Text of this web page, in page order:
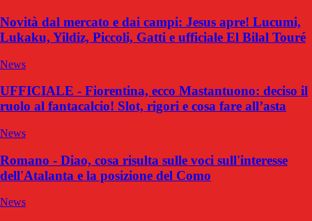
Novità dal mercato e dai campi: Jesus apre! Lucumi,
Lukaku, Yildiz, Piccoli, Gatti e ufficiale El Bilal Touré
News
UFFICIALE - Fiorentina, ecco Mastantuono: deciso il
ruolo al fantacalcio! Slot, rigori e cosa fare all’asta
News
Romano - Diao, cosa risulta sulle voci sull'interesse
dell'Atalanta e la posizione del Como
News